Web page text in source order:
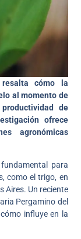
cómo la
al momento de
de
ofrece
agronómicas
para
como el trigo, en
Aires. Un reciente
Pergamino del
influye en la